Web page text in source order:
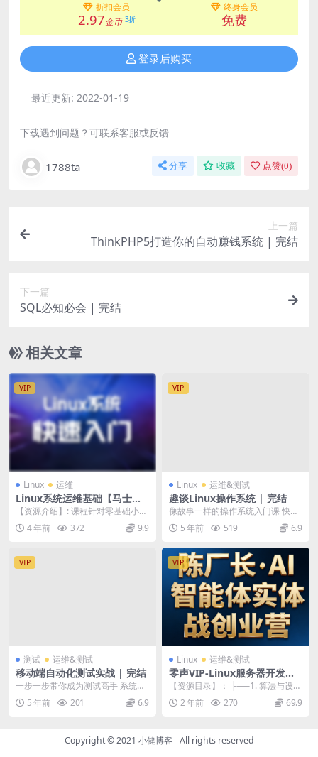
折扣会员
2.97金币 3折
终身会员
免费
登录后购买
最近更新: 2022-01-19
下载遇到问题？可联系客服或反馈
1788ta 分享 收藏 点赞(0)
上一篇
ThinkPHP5打造你的自动赚钱系统 | 完结
下一篇
SQL必知必会 | 完结
相关文章
VIP
Linux 运维
Linux系统运维基础【马士兵
教育】| 完结
【资源介绍】: 课程针对零基础小
白、在校大学生、想自学学习Linux
系统运维的人...
4 年前 372 9.9
VIP
Linux 运维&测试
趣谈Linux操作系统 | 完结
像故事一样的操作系统入门课 快速
上手 Linux 操作系统； 趣味图解内
核工作原...
5 年前 519 6.9
VIP
测试 运维&测试
移动端自动化测试实战 | 完结
一步一步带你成为测试高手 系统掌
握 Appium 自动化测试框架； 全面
提升移动...
5 年前 201 6.9
VIP
Linux 运维&测试
零声VIP-Linux服务器开发专
题
【资源目录】： ├──1. 算法与设计
模式专栏 | ├──1.1查找与排序-K
M...2 年前 270 69.9
Copyright © 2021 小健博客 - All rights reserved